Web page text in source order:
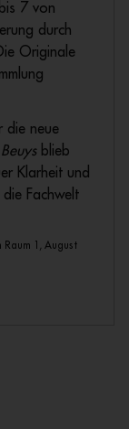
7 von
durch
Originale
die neue
blieb
Klarheit und
Fachwelt
1, August